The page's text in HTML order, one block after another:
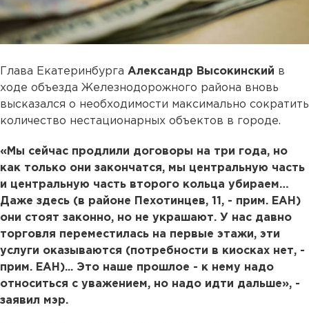
Глава Екатеринбурга Александр Высокинский в
ходе объезда Железнодорожного района вновь
высказался о необходимости максимально сократить
количество нестационарных объектов в городе.
«Мы сейчас продлили договоры на три года, но
как только они закончатся, мы центральную часть
и центральную часть второго кольца убираем…
Даже здесь (в районе Пехотинцев, 11, - прим. ЕАН)
они стоят законно, но не украшают. У нас давно
торговля переместилась на первые этажи, эти
услуги оказываются (потребности в киосках нет, -
прим. ЕАН)... Это наше прошлое - к нему надо
относиться с уважением, но надо идти дальше», -
заявил мэр.